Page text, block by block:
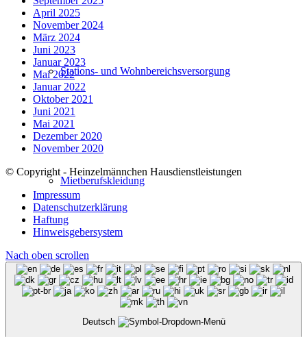
Stations- und Wohnbereichsversorgung
Mietberufskleidung
Bewohnerwäsche(pflege)
April 2025
November 2024
März 2024
Juni 2023
Januar 2023
Mai 2022
Januar 2022
Oktober 2021
Juni 2021
Mai 2021
Dezember 2020
November 2020
© Copyright - Heinzelmännchen Hausdienstleistungen
Impressum
Datenschutzerklärung
Haftung
Hinweisgebersystem
Nach oben scrollen
Deutsch